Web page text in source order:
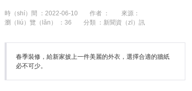
時（shí）間 ：2022-06-10 作者 ：
來源：
瀏（liú）覽（lǎn） ：36 分類 ：新聞資（zī）訊
春季裝修，給新家披上一件美麗的外衣，選擇合適的牆紙
必不可少。